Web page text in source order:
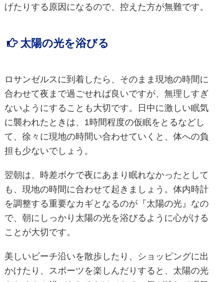
げたりする原因になるので、控えた方が無難です。
太陽の光を浴びる
ロサンゼルスに到着したら、そのまま現地の時間に
合わせて夜まで過ごせれば良いですが、無理しすぎ
ないようにすることも大切です。日中に激しい眠気
に襲われたときは、1時間程度の仮眠をとるなどし
て、徐々に現地の時間い合わせていくと、体への負
担も少ないでしょう。
翌朝は、時差ボケで夜にあまり眠れなかったとして
も、現地の時間に合わせて起きましょう。体内時計
を調整する重要なカギとなるのが『太陽の光』なの
で、朝にしっかり太陽の光を浴びるように心がける
ことが大切です。
美しいビーチ沿いを散歩したり、ショッピングに出
かけたり、スポーツを楽しんだりすると、太陽の光